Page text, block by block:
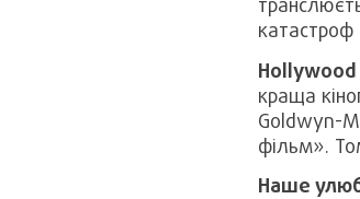
катастроф
Hollywood
краща
Goldwyn-
фільм».
Наше